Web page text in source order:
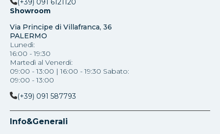
(+39) 091 6121120
Showroom
Via Principe di Villafranca, 36
PALERMO
Lunedì:
16:00 - 19:30
Martedì al Venerdi:
09:00 - 13:00 | 16:00 - 19:30 Sabato:
09:00 - 13:00
(+39) 091 587793
Info&Generali